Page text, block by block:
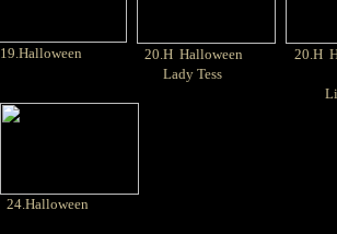
19.Halloween 20.H Halloween
20.H
Lady Tess
24.Halloween